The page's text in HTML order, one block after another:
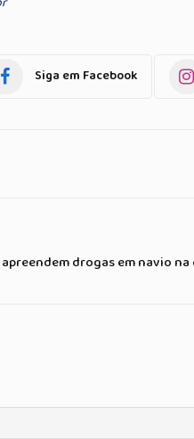
Siga em Facebook
drogas em navio